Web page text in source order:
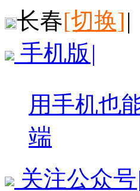
长春[切换]|
手机版 |
用手机也
端
关注公众号|